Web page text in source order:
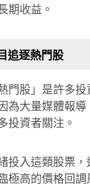
期收益。
追逐熱門股
門股」是許多
為大量媒體報
投資者關注。
投入這類股票，
極高的價格回調